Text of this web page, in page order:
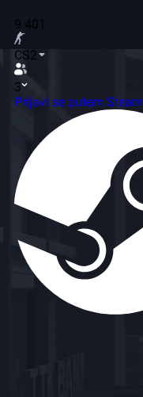
9 401
CS2
3
Prijavi se putem Steam